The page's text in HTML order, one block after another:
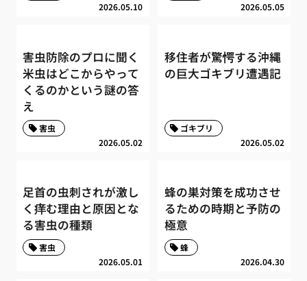
2026.05.10 2026.05.05
害虫防除のプロに聞く
米虫はどこからやって
くるのかという謎の答
え
2026.05.02
害虫
移住者が驚愕する沖縄
の巨大ゴキブリ遭遇記
2026.05.02
ゴキブリ
足首の虫刺されが激し
く痒む理由と原因とな
る害虫の種類
2026.05.01
害虫
蜂の巣対策を成功させ
るための時期と予防の
極意
2026.04.30
蜂